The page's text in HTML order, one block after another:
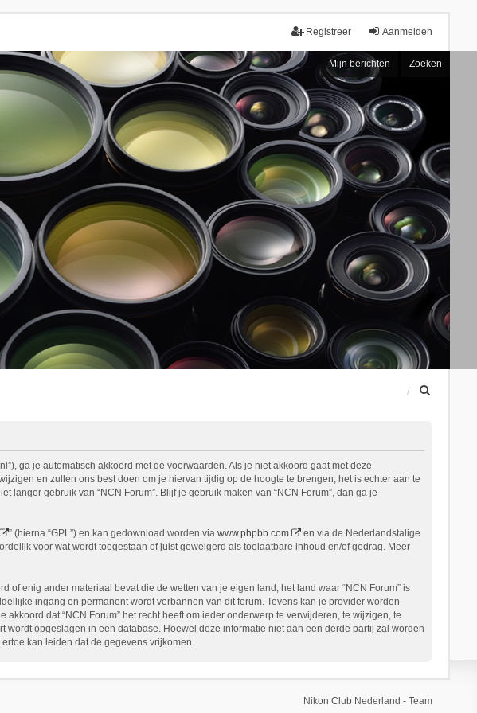
Aanmelden
Registreer
Mijn berichten Zoeken
ga je automatisch akkoord met de voorwaarden. Als je niet akkoord gaat met deze
en zullen ons best doen om je hiervan tijdig op de hoogte te brengen, het is echter aan te
gebruik van “NCN Forum”. Blijf je gebruik maken van “NCN Forum”, dan ga je
” (hierna “GPL”) en kan gedownload worden via www.phpbb.com
en via de Nederlandstalige
voor wat wordt toegestaan of juist geweigerd als toelaatbare inhoud en/of gedrag. Meer
enig ander materiaal bevat die de wetten van je eigen land, het land waar “NCN Forum” is
ingang en permanent wordt verbannen van dit forum. Tevens kan je provider worden
dat “NCN Forum” het recht heeft om ieder onderwerp te verwijderen, te wijzigen, te
opgeslagen in een database. Hoewel deze informatie niet aan een derde partij zal worden
kan leiden dat de gegevens vrijkomen.
Nikon Club Nederland - Team